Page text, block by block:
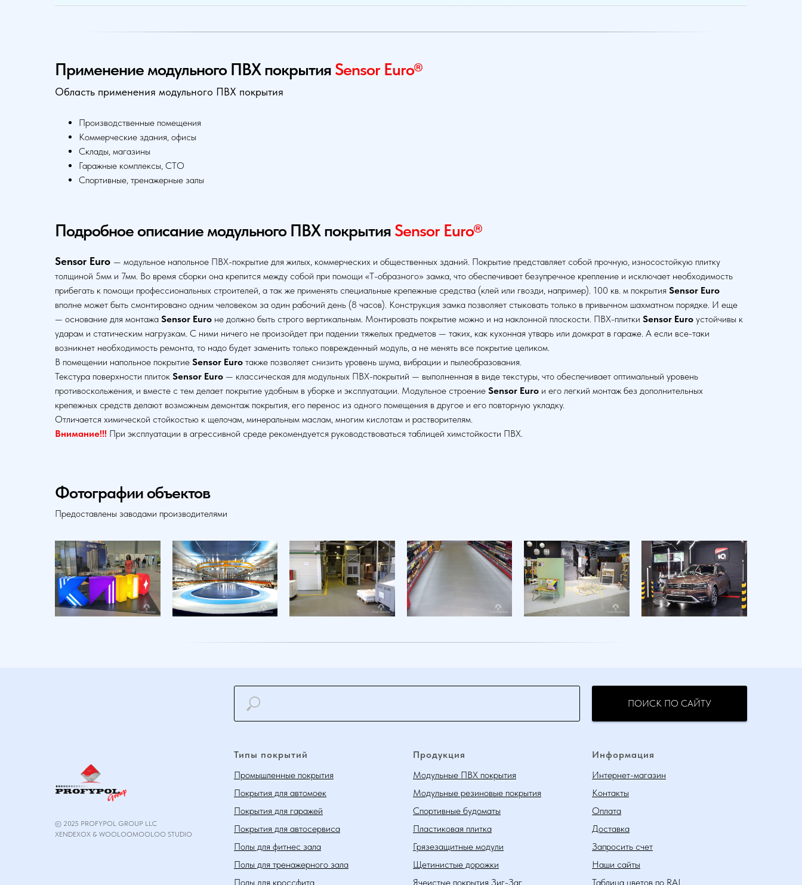
Применение модульного ПВХ покрытия Sensor Euro®
Область применения модульного ПВХ покрытия
Производственные помещения
Коммерческие здания, офисы
Склады, магазины
Гаражные комплексы, СТО
Спортивные, тренажерные залы
Подробное описание модульного ПВХ покрытия Sensor Euro®
Sensor Euro — модульное напольное ПВХ-покрытие для жилых, коммерческих и общественных зданий. Покрытие представляет собой прочную, износостойкую плитку
толщиной 5мм и 7мм. Во время сборки она крепится между собой при помощи «Т-образного» замка, что обеспечивает безупречное крепление и исключает необходимость
прибегать к помощи профессиональных строителей, а так же применять специальные крепежные средства (клей или гвозди, например). 100 кв. м покрытия Sensor Euro
вполне может быть смонтировано одним человеком за один рабочий день (8 часов). Конструкция замка позволяет стыковать только в привычном шахматном порядке. И еще
— основание для монтажа Sensor Euro не должно быть строго вертикальным. Монтировать покрытие можно и на наклонной плоскости. ПВХ-плитки Sensor Euro устойчивы к
ударам и статическим нагрузкам. С ними ничего не произойдет при падении тяжелых предметов — таких, как кухонная утварь или домкрат в гараже. А если все-таки
возникнет необходимость ремонта, то надо будет заменить только поврежденный модуль, а не менять все покрытие целиком.
В помещении напольное покрытие Sensor Euro также позволяет снизить уровень шума, вибрации и пылеобразования.
Текстура поверхности плиток Sensor Euro — классическая для модульных ПВХ-покрытий — выполненная в виде текстуры, что обеспечивает оптимальный уровень
противоскольжения, и вместе с тем делает покрытие удобным в уборке и эксплуатации. Модульное строение Sensor Euro и его легкий монтаж без дополнительных
крепежных средств делают возможным демонтаж покрытия, его перенос из одного помещения в другое и его повторную укладку.
Отличается химической стойкостью к щелочам, минеральным маслам, многим кислотам и растворителям.
Внимание!!! При эксплуатации в агрессивной среде рекомендуется руководствоваться таблицей химстойкости ПВХ.
Фотографии объектов
Предоставлены заводами производителями
ПОИСК ПО САЙТУ
© 2025 PROFYPOL GROUP LLC
XENDEXOX & WOOLOOMOOLOO STUDIO
Типы покрытий
Промышленные покрытия
Покрытия для автомоек
Покрытия для гаражей
Покрытия для автосервиса
Полы для фитнес зала
Полы для тренажерного зала
Полы для кроссфита
Продукция
Модульные ПВХ покрытия
Модульные резиновые покрытия
Спортивные будоматы
Пластиковая плитка
Грязезащитные модули
Щетинистые дорожки
Ячеистые покрытия Зиг-Заг
Информация
Интернет-магазин
Контакты
Оплата
Доставка
Запросить счет
Наши сайты
Таблица цветов по RAL